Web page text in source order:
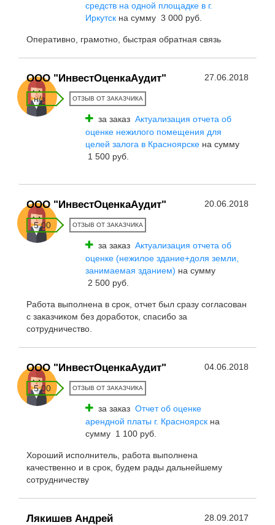
средств на одной площадке в г.
Иркутск на сумму 3 000 руб.
Оперативно, грамотно, быстрая обратная связь
ООО "ИнвестОценкаАудит" 27.06.2018
н/з ОТЗЫВ ОТ ЗАКАЗЧИКА
за заказ Актуализация отчета об
оценке нежилого помещения для
целей залога в Красноярске на сумму
1 500 руб.
ООО "ИнвестОценкаАудит" 20.06.2018
5.00 ОТЗЫВ ОТ ЗАКАЗЧИКА
за заказ Актуализация отчета об
оценке (нежилое здание+доля земли,
занимаемая зданием) на сумму
2 500 руб.
Работа выполнена в срок, отчет был сразу согласован
с заказчиком без доработок, спасибо за
сотрудничество.
ООО "ИнвестОценкаАудит" 04.06.2018
5.00 ОТЗЫВ ОТ ЗАКАЗЧИКА
за заказ Отчет об оценке
арендной платы г. Красноярск на
сумму 1 100 руб.
Хороший исполнитель, работа выполнена
качественно и в срок, будем рады дальнейшему
сотрудничеству
Лякишев Андрей 28.09.2017